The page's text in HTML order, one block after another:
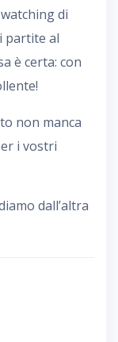
di
partite al
è certa: con
non manca
i vostri
dall’altra